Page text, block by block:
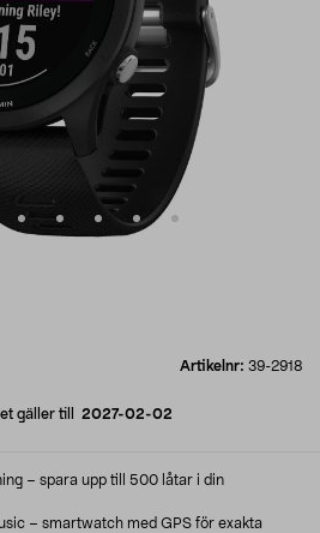
Artikelnr: 39-2918
gäller till 2027-02-02
– spara upp till 500 låtar i din
– smartwatch med GPS för exakta